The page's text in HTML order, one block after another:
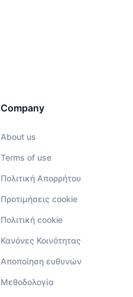
Company
About us
Terms of use
Πολιτική Απορρήτου
Προτιμήσεις cookie
Πολιτική cookie
Κανόνες Κοινότητας
Αποποίηση ευθυνών
Μεθοδολογία